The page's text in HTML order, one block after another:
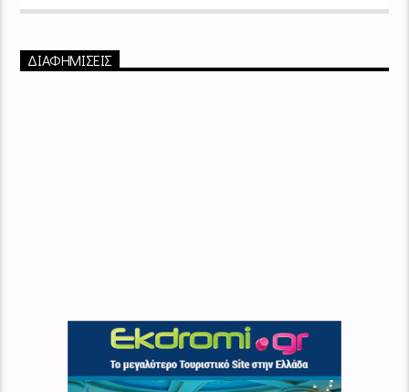
ΔΙΑΦΗΜΙΣΕΙΣ